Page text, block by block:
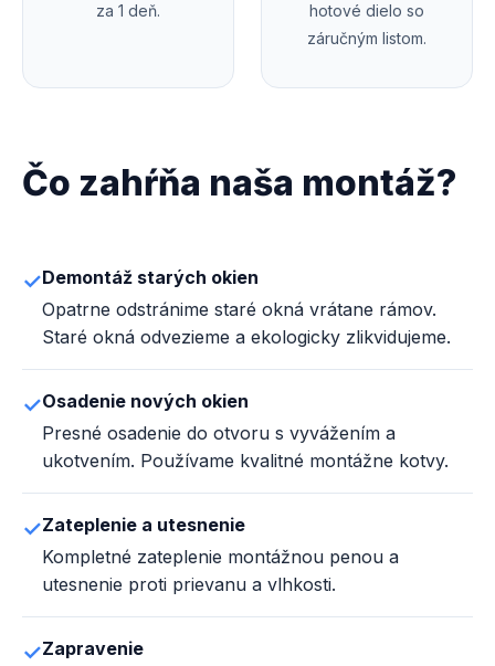
za 1 deň.
hotové dielo so
záručným listom.
Čo zahŕňa naša montáž?
Demontáž starých okien
Opatrne odstránime staré okná vrátane rámov.
Staré okná odvezieme a ekologicky zlikvidujeme.
Osadenie nových okien
Presné osadenie do otvoru s vyvážením a
ukotvením. Používame kvalitné montážne kotvy.
Zateplenie a utesnenie
Kompletné zateplenie montážnou penou a
utesnenie proti prievanu a vlhkosti.
Zapravenie